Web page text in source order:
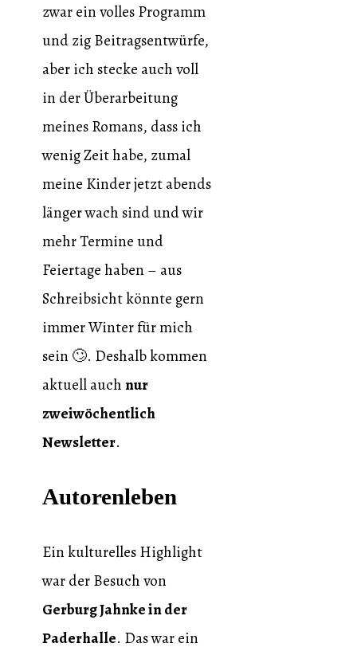
zwar ein volles Programm
und zig Beitragsentwürfe,
aber ich stecke auch voll
in der Überarbeitung
meines Romans, dass ich
wenig Zeit habe, zumal
meine Kinder jetzt abends
länger wach sind und wir
mehr Termine und
Feiertage haben – aus
Schreibsicht könnte gern
immer Winter für mich
sein 🙄. Deshalb kommen
aktuell auchnur
zweiwöchentlich
Newsletter.
Autorenleben
Ein kulturelles Highlight
war der Besuch von
Gerburg Jahnke in der
Paderhalle. Das war ein